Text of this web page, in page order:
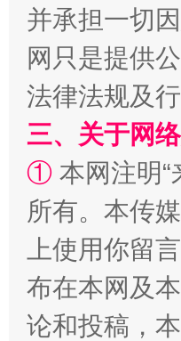
并承担一切
网只是提供
法律法规及
三、关于网
① 本网注明
所有。本传
上使用你留
布在本网及
论和投稿，